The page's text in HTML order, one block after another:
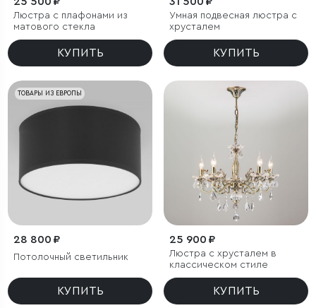
Люстра с плафонами из
матового стекла
КУПИТЬ
Умная подвесная люстра с
хрусталем
КУПИТЬ
ТОВАРЫ ИЗ ЕВРОПЫ
28 800 ₽
Потолочный светильник
КУПИТЬ
25 900 ₽
Люстра с хрусталем в
классическом стиле
КУПИТЬ